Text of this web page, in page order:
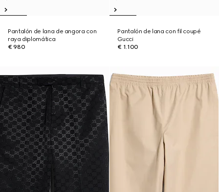
Pantalón de lana de angora con
raya diplomática
€ 980
Pantalón de lana con fil coupé
Gucci
€ 1.100